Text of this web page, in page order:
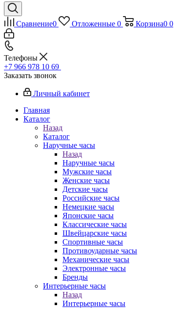
Сравнение0 Отложенные 0 Корзина0 0
Телефоны
+7 966 978 10 69
Заказать звонок
Личный кабинет
Главная
Каталог
Назад
Каталог
Наручные часы
Назад
Наручные часы
Мужские часы
Женские часы
Детские часы
Российские часы
Немецкие часы
Японские часы
Классические часы
Швейцарские часы
Спортивные часы
Противоударные часы
Механические часы
Электронные часы
Бренды
Интерьерные часы
Назад
Интерьерные часы